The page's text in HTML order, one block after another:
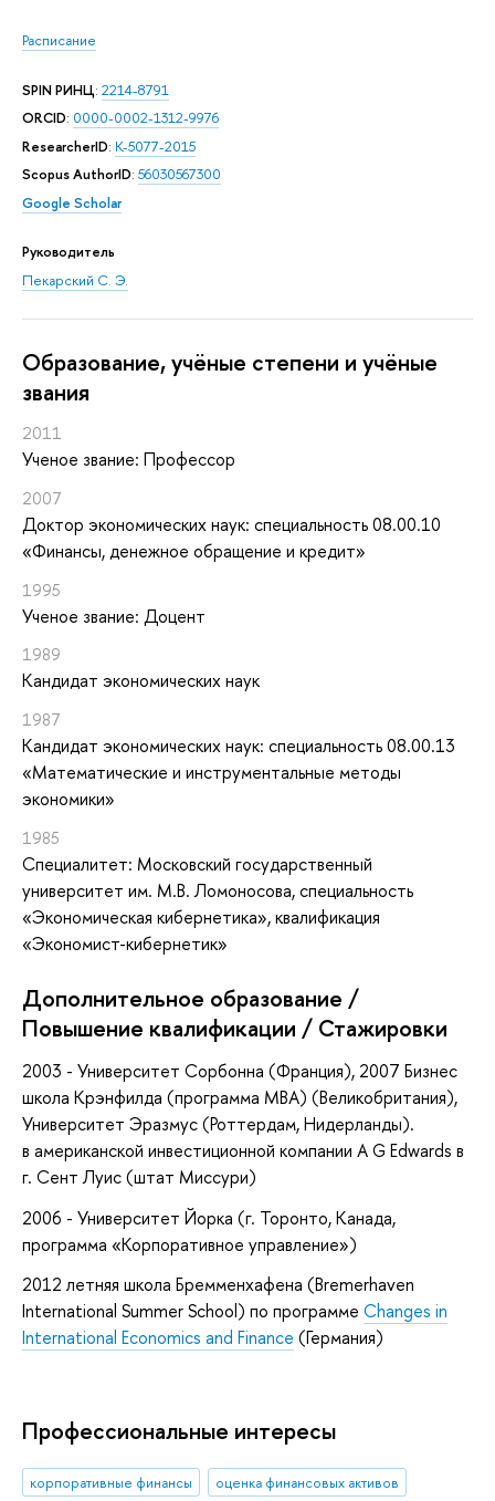
Расписание
SPIN РИНЦ: 2214-8791
ORCID: 0000-0002-1312-9976
ResearcherID: K-5077-2015
Scopus AuthorID: 56030567300
Google Scholar
Руководитель
Пекарский С. Э.
Oбразование, учёные степени и учёные
звания
2011
Ученое звание: Профессор
2007
Доктор экономических наук: специальность 08.00.10
«Финансы, денежное обращение и кредит»
1995
Ученое звание: Доцент
1989
Кандидат экономических наук
1987
Кандидат экономических наук: специальность 08.00.13
«Математические и инструментальные методы
экономики»
1985
Специалитет: Московский государственный
университет им. М.В. Ломоносова, специальность
«Экономическая кибернетика», квалификация
«Экономист-кибернетик»
Дополнительное образование /
Повышение квалификации / Стажировки
2003 - Университет Сорбонна (Франция), 2007 Бизнес
школа Крэнфилда (программа МВА) (Великобритания),
Университет Эразмус (Роттердам, Нидерланды).
в американской инвестиционной компании A G Edwards в
г. Сент Луис (штат Миссури)
2006 - Университет Йорка (г. Торонто, Канада,
программа «Корпоративное управление»)
2012 летняя школа Бремменхафена (Bremerhaven
International Summer School) по программе Changes in
International Economics and Finance (Германия)
Профессиональные интересы
корпоративные финансы оценка финансовых активов